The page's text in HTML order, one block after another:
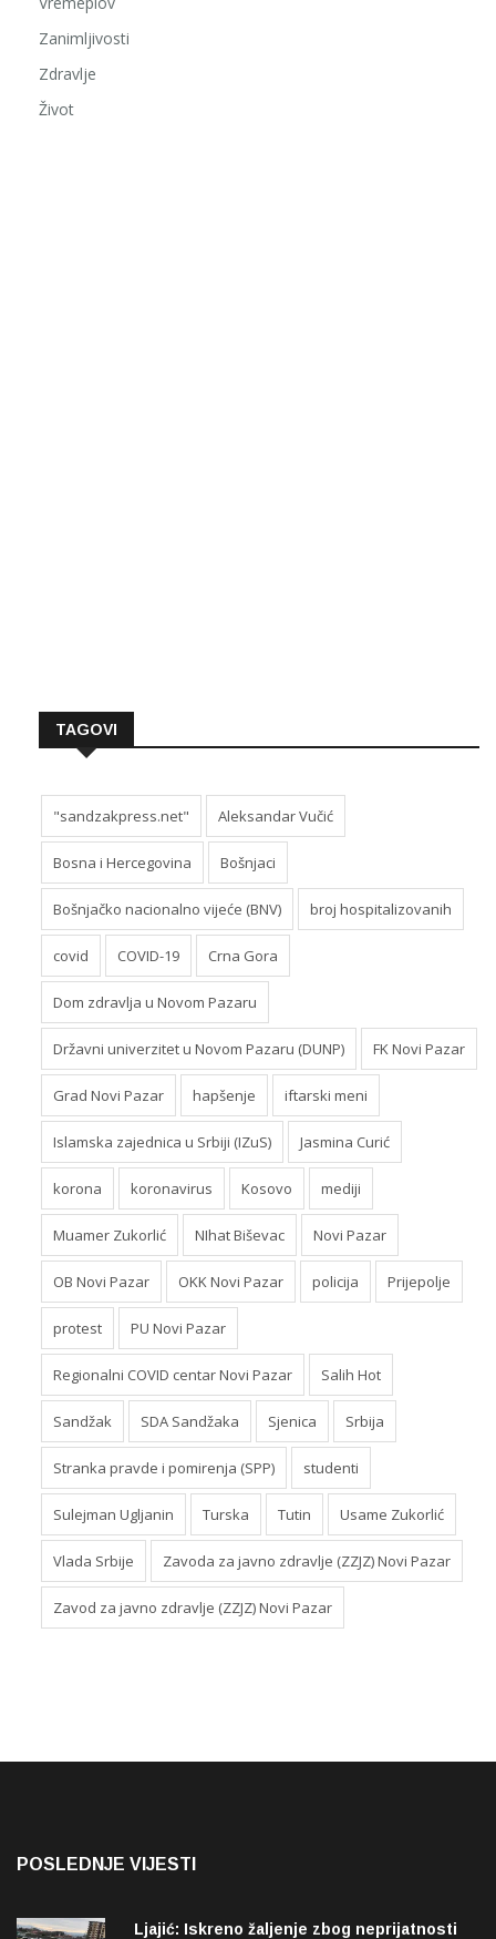
Zanimljivosti
Zdravlje
Život
TAGOVI
"sandzakpress.net" Aleksandar Vučić
Bosna i Hercegovina Bošnjaci
Bošnjačko nacionalno vijeće (BNV) broj hospitalizovanih
covid COVID-19 Crna Gora
Dom zdravlja u Novom Pazaru
Državni univerzitet u Novom Pazaru (DUNP) FK Novi Pazar
Grad Novi Pazar hapšenje iftarski meni
Islamska zajednica u Srbiji (IZuS) Jasmina Curić
korona koronavirus Kosovo mediji
Muamer Zukorlić NIhat Biševac Novi Pazar
OB Novi Pazar OKK Novi Pazar policija Prijepolje
protest PU Novi Pazar
Regionalni COVID centar Novi Pazar Salih Hot
Sandžak SDA Sandžaka Sjenica Srbija
Stranka pravde i pomirenja (SPP) studenti
Sulejman Ugljanin Turska Tutin Usame Zukorlić
Vlada Srbije Zavoda za javno zdravlje (ZZJZ) Novi Pazar
Zavod za javno zdravlje (ZZJZ) Novi Pazar
POSLEDNJE VIJESTI
Ljajić: Iskreno žaljenje zbog neprijatnosti